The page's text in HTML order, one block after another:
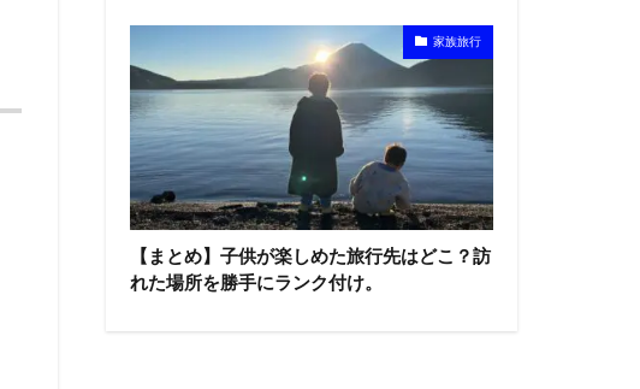
家族旅行
【まとめ】子供が楽しめた旅行先はどこ？訪
れた場所を勝手にランク付け。